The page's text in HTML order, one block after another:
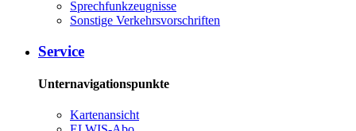
Sprech­funk­zeug­nis­se
Sons­ti­ge Ver­kehrs­vor­schrif­ten
Ser­vice
Unternavigationspunkte
Kar­ten­an­sicht